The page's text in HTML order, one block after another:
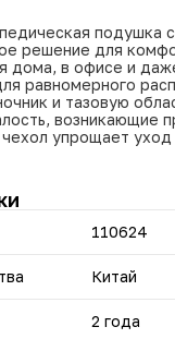
подушка
решение для
дома, в офисе и
равномерного
и тазовую
возникающие
упрощает уход
положение:
верное
нагрузку на спину
нагрузки:
110624
Китай
2 года